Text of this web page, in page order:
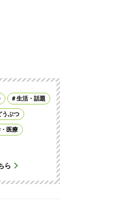
生活・話題
うぶつ
医療
ら